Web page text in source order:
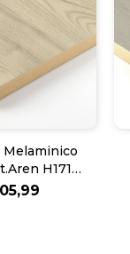
Melaminico
H1710
18mm